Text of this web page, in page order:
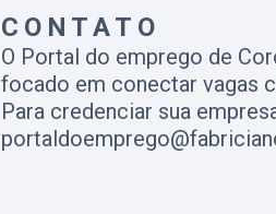
CONTATO
O Portal do emprego de
focado em conectar vagas
Para credenciar sua